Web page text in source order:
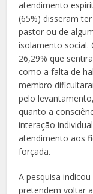
atendimento
(65%) disseram
pastor ou de
isolamento social.
26,29% que
como a falta de
membro
pelo
quanto a
interação
atendimento aos
forçada.
A pesquisa
pretendem voltar